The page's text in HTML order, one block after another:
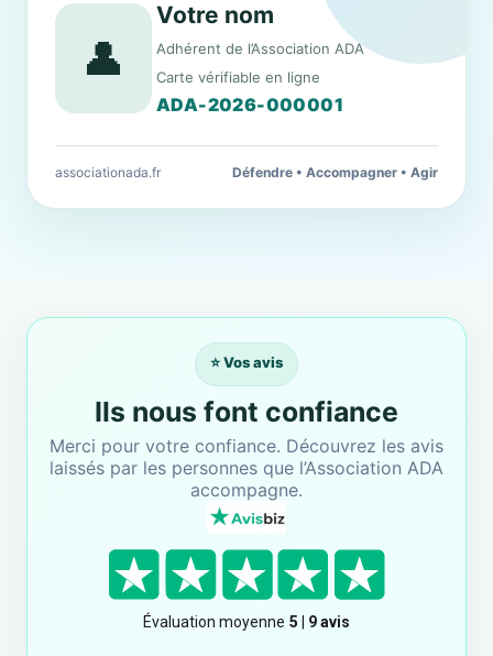
👤
Votre nom
Adhérent de l’Association ADA
Carte vérifiable en ligne
ADA-2026-000001
associationada.fr Défendre • Accompagner • Agir
⭐ Vos avis
Ils nous font confiance
Merci pour votre confiance. Découvrez les avis
laissés par les personnes que l’Association ADA
accompagne.